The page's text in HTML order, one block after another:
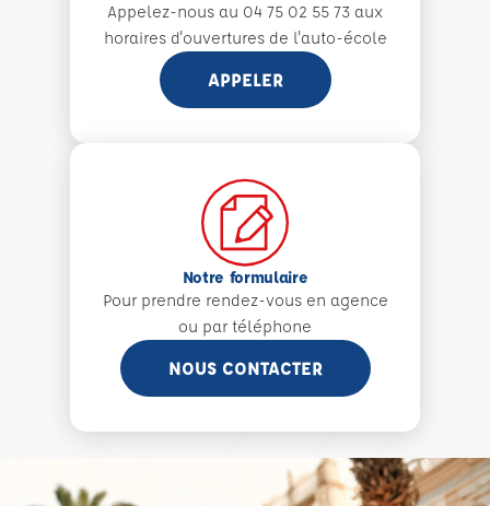
Appelez-nous au 04 75 02 55 73 aux
horaires d'ouvertures de l'auto-école
APPELER
Notre formulaire
Pour prendre rendez-vous en agence
ou par téléphone
NOUS CONTACTER